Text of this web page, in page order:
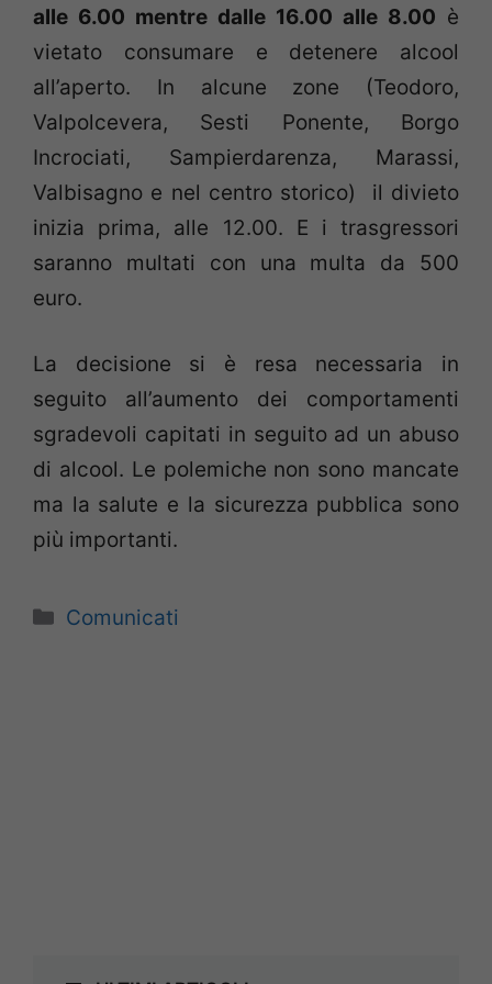
alle 6.00 mentre dalle 16.00 alle 8.00 è
vietato consumare e detenere alcool
all’aperto. In alcune zone (Teodoro,
Valpolcevera, Sesti Ponente, Borgo
Incrociati, Sampierdarenza, Marassi,
Valbisagno e nel centro storico) il divieto
inizia prima, alle 12.00. E i trasgressori
saranno multati con una multa da 500
euro.
La decisione si è resa necessaria in
seguito all’aumento dei comportamenti
sgradevoli capitati in seguito ad un abuso
di alcool. Le polemiche non sono mancate
ma la salute e la sicurezza pubblica sono
più importanti.
Categorie
Comunicati